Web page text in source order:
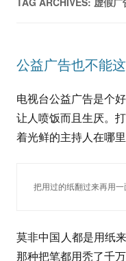
公益广告也不能
电视台公益广告是个
让人喷饭而且生厌。
着光鲜的主持人在哪
把用过的纸翻过来再用
莫非中国人都是用纸
那种把笔都用秃了千万